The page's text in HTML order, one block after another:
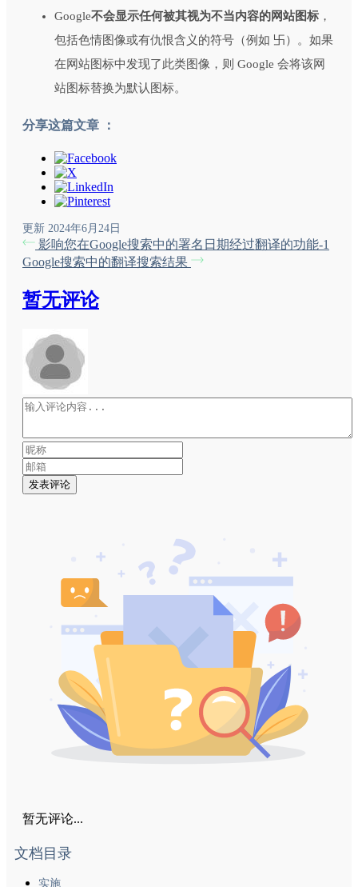
Google不会显示任何被其视为不当内容的网站图标 ，
包括色情图像或有仇恨含义的符号（例如 卐）。如果
在网站图标中发现了此类图像，则 Google 会将该网
站图标替换为默认图标。
分享这篇文章 ：
更新 2024年6月24日
影响您在Google搜索中的署名日期经过翻译的功能-1
Google搜索中的翻译搜索结果
暂无评论
发表评论
暂无评论...
文档目录
实施